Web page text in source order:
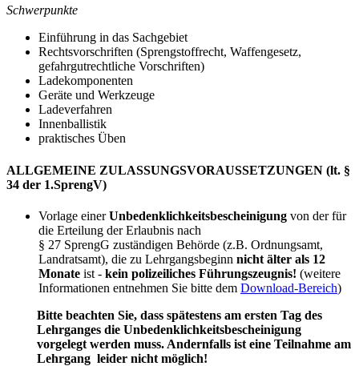
Schwerpunkte
Einführung in das Sachgebiet
Rechtsvorschriften (Sprengstoffrecht, Waffengesetz,
gefahrgutrechtliche Vorschriften)
Ladekomponenten
Geräte und Werkzeuge
Ladeverfahren
Innenballistik
praktisches Üben
ALLGEMEINE ZULASSUNGSVORAUSSETZUNGEN (lt. §
34 der 1.SprengV)
Vorlage einerUnbedenklichkeitsbescheinigung von der für
die Erteilung der Erlaubnis nach
§ 27 SprengG zuständigen Behörde (z.B. Ordnungsamt,
Landratsamt), die zu Lehrgangsbeginn nicht älter als 12
Monate ist - kein polizeiliches Führungszeugnis! (weitere
Informationen entnehmen Sie bitte dem Download-Bereich)
Bitte beachten Sie, dass spätestens am ersten Tag des
Lehrganges die Unbedenklichkeitsbescheinigung
vorgelegt werden muss. Andernfalls ist eine Teilnahme am
Lehrgang leider nicht möglich!